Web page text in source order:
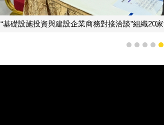
“基礎設施投資與建設企業商務對接洽談”組織20
1 2 3 4 5